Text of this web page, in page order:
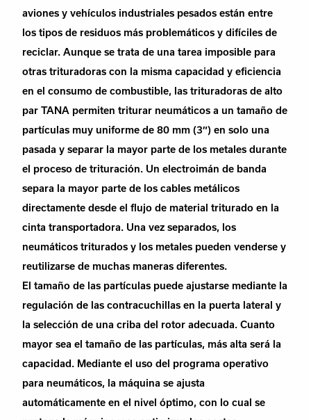
aviones y vehículos industriales pesados están entre
los tipos de residuos más problemáticos y difíciles de
reciclar. Aunque se trata de una tarea imposible para
otras trituradoras con la misma capacidad y eficiencia
en el consumo de combustible, las trituradoras de alto
par TANA permiten triturar neumáticos a un tamaño de
partículas muy uniforme de 80 mm (3″) en solo una
pasada y separar la mayor parte de los metales durante
el proceso de trituración. Un electroimán de banda
separa la mayor parte de los cables metálicos
directamente desde el flujo de material triturado en la
cinta transportadora. Una vez separados, los
neumáticos triturados y los metales pueden venderse y
reutilizarse de muchas maneras diferentes.
El tamaño de las partículas puede ajustarse mediante la
regulación de las contracuchillas en la puerta lateral y
la selección de una criba del rotor adecuada. Cuanto
mayor sea el tamaño de las partículas, más alta será la
capacidad. Mediante el uso del programa operativo
para neumáticos, la máquina se ajusta
automáticamente en el nivel óptimo, con lo cual se